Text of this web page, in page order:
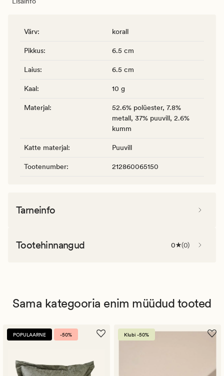
Värv: korall
Pikkus: 6.5 cm
Laius: 6.5 cm
Kaal: 10 g
Materjal:
52.6% polüester, 7.8%
metall, 37% puuvill, 2.6%
kumm
Katte materjal: Puuvill
Tootenumber: 212860065150
Tarneinfo
Tootehinnangud 0 (0)
Sama kategooria enim müüdud tooted
POPULAARNE -50% Klubi -50%